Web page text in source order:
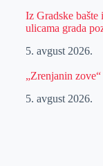
Iz Gradske
ulicama grada
5. avgust 2026.
„Zrenjanin zove“
5. avgust 2026.